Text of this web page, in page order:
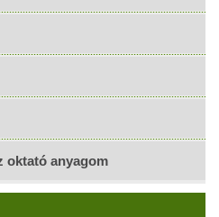
oktató anyagom